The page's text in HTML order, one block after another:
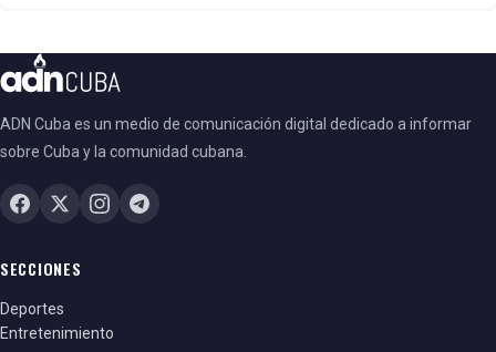
ADN Cuba es un medio de comunicación digital dedicado a informar
sobre Cuba y la comunidad cubana.
SECCIONES
Deportes
Entretenimiento